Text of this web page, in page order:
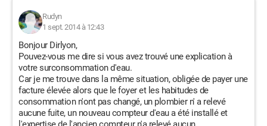
Rudyn
1 sept. 2014 à 12:43
Bonjour Dirlyon,
Pouvez-vous me dire si vous avez trouvé une explication à
votre surconsommation d'eau.
Car je me trouve dans la même situation, obligée de payer une
facture élevée alors que le foyer et les habitudes de
consommation n'ont pas changé, un plombier n' a relevé
aucune fuite, un nouveau compteur d'eau a été installé et